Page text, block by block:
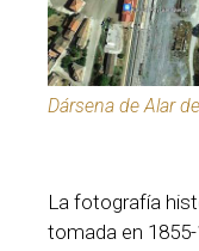
Dársena de Alar
La fotografía
tomada en